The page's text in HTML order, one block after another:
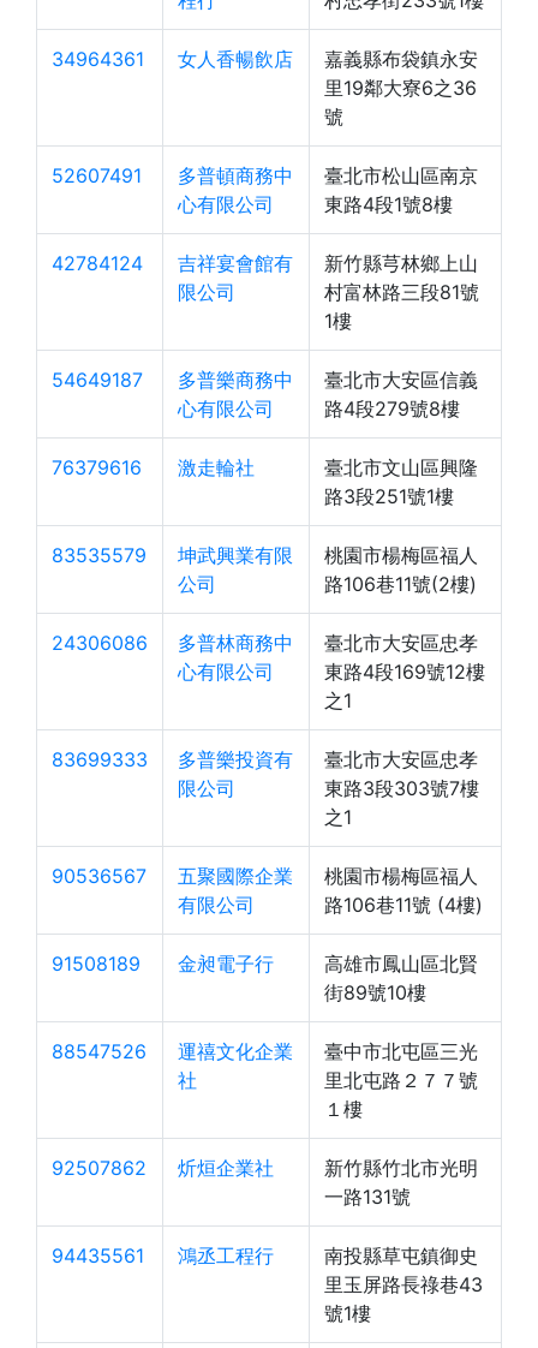
34964361 女人香暢飲店
嘉義縣布袋鎮永安
里19鄰大寮6之36
號
52607491
多普頓商務中
心有限公司
臺北市松山區南京
東路4段1號8樓
42784124
吉祥宴會館有
限公司
新竹縣芎林鄉上山
村富林路三段81號
1樓
54649187
多普樂商務中
心有限公司
臺北市大安區信義
路4段279號8樓
76379616 激走輪社
臺北市文山區興隆
路3段251號1樓
83535579
坤武興業有限
公司
桃園市楊梅區福人
路106巷11號(2樓)
24306086
多普林商務中
心有限公司
臺北市大安區忠孝
東路4段169號12樓
之1
83699333
多普樂投資有
限公司
臺北市大安區忠孝
東路3段303號7樓
之1
90536567
五聚國際企業
有限公司
桃園市楊梅區福人
路106巷11號 (4樓)
91508189 金昶電子行
高雄市鳳山區北賢
街89號10樓
88547526
運禧文化企業
社
臺中市北屯區三光
里北屯路２７７號
１樓
92507862 炘烜企業社
新竹縣竹北市光明
一路131號
94435561 鴻丞工程行
南投縣草屯鎮御史
里玉屏路長祿巷43
號1樓